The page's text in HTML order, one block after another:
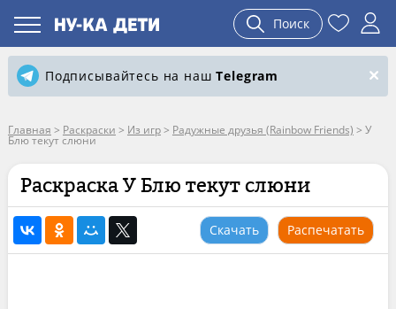
Поиск
Подписывайтесь на нашTelegram
Главная > Раскраски > Из игр> Радужные друзья (Rainbow Friends) > У
Блю текут слюни
Раскраска У Блю текут слюни
Скачать Распечатать